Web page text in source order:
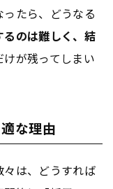
たら、どうなる
のは難しく、結
けが残ってしまい
な理由
は、どうすれば